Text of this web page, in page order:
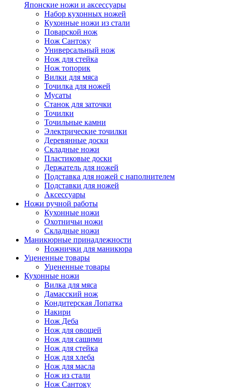
Японские ножи и аксессуары
Набор кухонных ножей
Кухонные ножи из стали
Поварской нож
Нож Сантоку
Универсальный нож
Нож для стейка
Нож топорик
Вилки для мяса
Точилка для ножей
Мусаты
Станок для заточки
Точилки
Точильные камни
Электрические точилки
Деревянные доски
Складные ножи
Пластиковые доски
Держатель для ножей
Подставка для ножей с наполнителем
Подставки для ножей
Аксессуары
Ножи ручной работы
Кухонные ножи
Охотничьи ножи
Складные ножи
Маникюрные принадлежности
Ножнички для маникюра
Уцененные товары
Уцененные товары
Кухонные ножи
Вилка для мяса
Дамасский нож
Кондитерская Лопатка
Накири
Нож Деба
Нож для овощей
Нож для сашими
Нож для стейка
Нож для хлеба
Нож для масла
Нож из стали
Нож Сантоку